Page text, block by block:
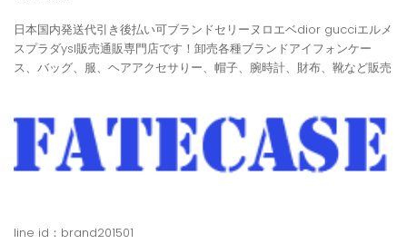
日本国内発送代引き後払い可ブランドセリーヌロエベdior gucciエルメ
スプラダysl販売通販専門店です！卸売各種ブランドアイフォンケー
ス、バッグ、服、ヘアアクセサりー、帽子、腕時計、財布、靴など販売
line id：brand201501